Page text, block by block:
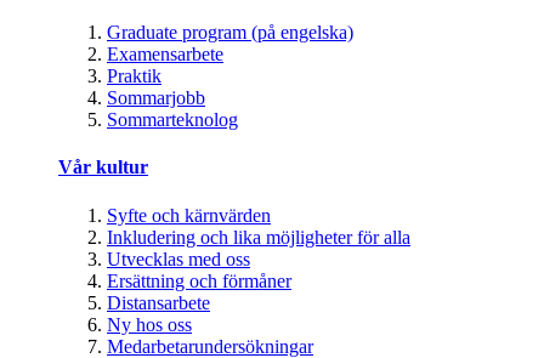
Graduate program (på engelska)
Examensarbete
Praktik
Sommarjobb
Sommarteknolog
Vår kultur
Syfte och kärnvärden
Inkludering och lika möjligheter för alla
Utvecklas med oss
Ersättning och förmåner
Distansarbete
Ny hos oss
Medarbetarundersökningar